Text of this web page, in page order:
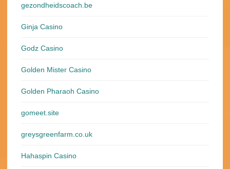
gezondheidscoach.be
Ginja Casino
Godz Casino
Golden Mister Casino
Golden Pharaoh Casino
gomeet.site
greysgreenfarm.co.uk
Hahaspin Casino